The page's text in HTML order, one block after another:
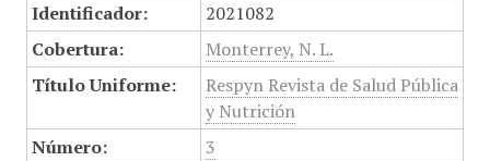
Identificador:
2021082
Cobertura:
Monterrey, N. L.
Título Uniforme:
Respyn Revista de Salud Pública
y Nutrición
Número:
3